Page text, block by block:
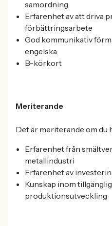
samordning
Erfarenhet av att driva
förbättringsarbete
God kommunikativ
engelska
B-körkort
Meriterande
Det är meriterande om du
Erfarenhet från
metallindustri
Erfarenhet av
Kunskap inom
produktionsutveckling